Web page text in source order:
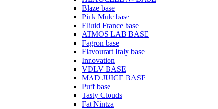
Blaze base
Pink Mule base
Eliuid France base
ATMOS LAB BASE
Fagron base
Flavourart Italy base
Innovation
VDLV BASE
MAD JUICE BASE
Puff base
Tasty Clouds
Fat Nintza